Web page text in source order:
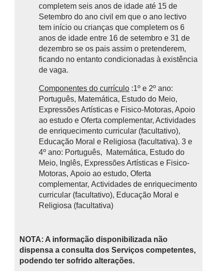
completem seis anos de idade até 15 de
Setembro do ano civil em que o ano lectivo
tem início ou crianças que completem os 6
anos de idade entre 16 de setembro e 31 de
dezembro se os pais assim o pretenderem,
ficando no entanto condicionadas à existência
de vaga.
Componentes do currículo :1º e 2º ano:
Português, Matemática, Estudo do Meio,
Expressões Artísticas e Fisico-Motoras, Apoio
ao estudo e Oferta complementar, Actividades
de enriquecimento curricular (facultativo),
Educação Moral e Religiosa (facultativa). 3 e
4º ano: Português, Matemática, Estudo do
Meio, Inglês, Expressões Artísticas e Fisico-
Motoras, Apoio ao estudo, Oferta
complementar, Actividades de enriquecimento
curricular (facultativo), Educação Moral e
Religiosa (facultativa)
NOTA: A informação disponibilizada não
dispensa a consulta dos Serviços competentes,
podendo ter sofrido alterações.